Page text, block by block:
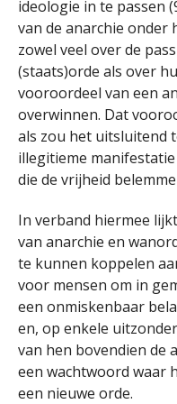
ideologie in te passen
van de anarchie onder
zowel veel over de
(staats)orde als over
vooroordeel van een
overwinnen. Dat
als zou het uitsluitend
illegitieme
die de vrijheid
In verband hiermee
van anarchie en
te kunnen koppelen
voor mensen om in
een onmiskenbaar
en, op enkele
van hen bovendien de
een wachtwoord waar
een nieuwe orde.